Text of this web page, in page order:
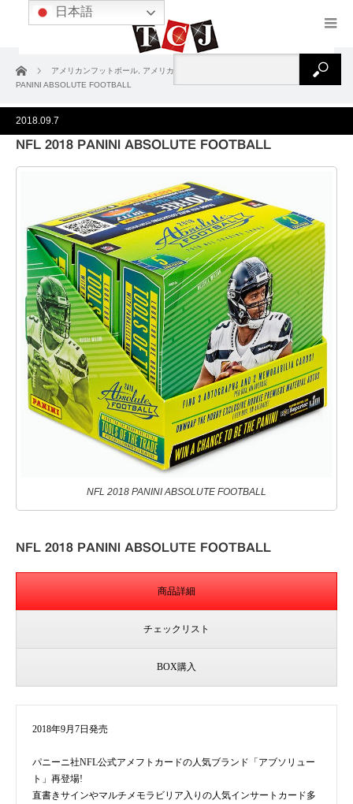
ホーム アメリカンフットボール アメリカンフットボール2018
PANINI ABSOLUTE FOOTBALL
2018.09.7
NFL 2018 PANINI ABSOLUTE FOOTBALL
NFL 2018 PANINI ABSOLUTE FOOTBALL
NFL 2018 PANINI ABSOLUTE FOOTBALL
商品詳細
チェックリスト
BOX購入
2018年9月7日発売
パニーニ社NFL公式アメフトカードの人気ブランド「アブソリュー
ト」再登場!
直書きサインやマルチメモラビリア入りの人気インサートカード多
日本語